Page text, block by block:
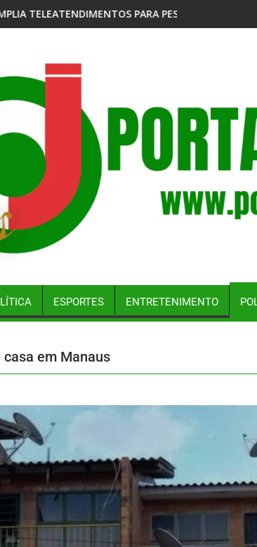
COM PROBLEMAS COM JOGOS E APOSTAS
CRIADORES DO ‘DOMINÓ FUTEBOL CLUBE’,
ESPORTES ENTRETENIMENTO
em Manaus